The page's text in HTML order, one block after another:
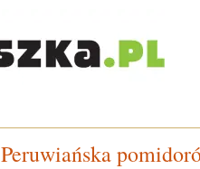
Peruwiańska